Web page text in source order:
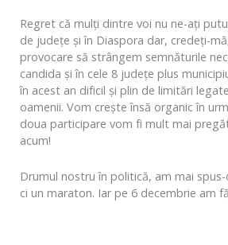
Regret că mulți dintre voi nu ne-ați
de județe și în Diaspora dar, credeți-
provocare să strângem semnăturile
candida și în cele 8 județe plus
în acest an dificil și plin de limitări
oamenii. Vom crește însă organic în
doua participare vom fi mult mai
acum!
Drumul nostru în politică, am mai
ci un maraton. Iar pe 6 decembrie am